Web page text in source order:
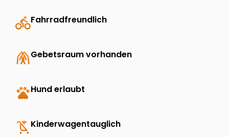
directions_bikeFahrradfreundlich
folded_handsGebetsraum vorhanden
petsHund erlaubt
child_friendly Kinderwagentauglich